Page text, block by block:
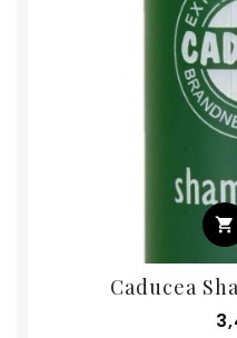
shopping_cart
Caducea